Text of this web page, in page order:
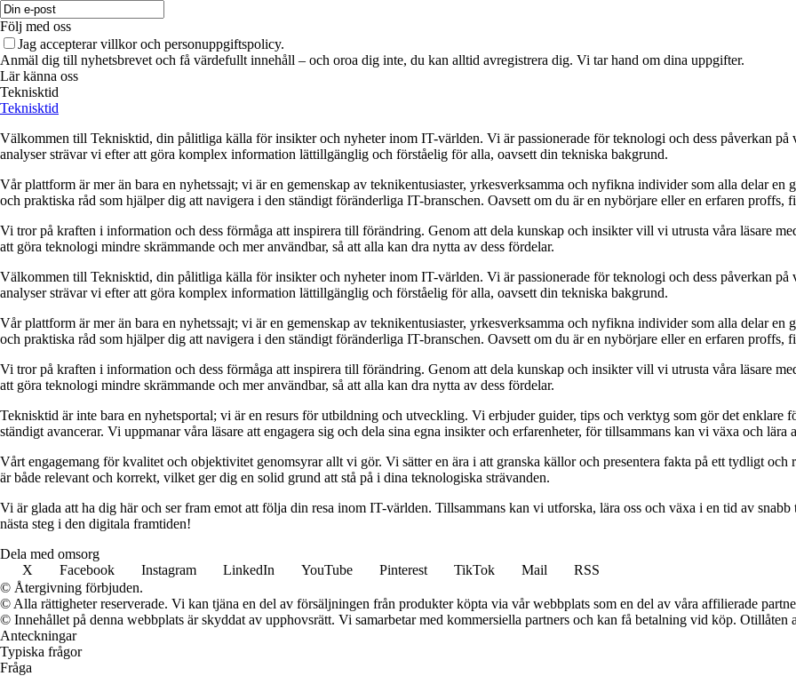
Följ med oss
Jag accepterar villkor och personuppgiftspolicy.
Anmäl dig till nyhetsbrevet och få värdefullt innehåll – och oroa dig inte, du kan alltid avregistrera dig. Vi tar hand om dina uppgifter.
Lär känna oss
Teknisktid
Teknisktid
Välkommen till Teknisktid, din pålitliga källa för insikter och nyheter inom IT-världen. Vi är passionerade för teknologi och dess påverkan på
analyser strävar vi efter att göra komplex information lättillgänglig och förståelig för alla, oavsett din tekniska bakgrund.
Vår plattform är mer än bara en nyhetssajt; vi är en gemenskap av teknikentusiaster, yrkesverksamma och nyfikna individer som alla delar en
och praktiska råd som hjälper dig att navigera i den ständigt föränderliga IT-branschen. Oavsett om du är en nybörjare eller en erfaren proffs,
Vi tror på kraften i information och dess förmåga att inspirera till förändring. Genom att dela kunskap och insikter vill vi utrusta våra läsare
att göra teknologi mindre skrämmande och mer användbar, så att alla kan dra nytta av dess fördelar.
Välkommen till Teknisktid, din pålitliga källa för insikter och nyheter inom IT-världen. Vi är passionerade för teknologi och dess påverkan på
analyser strävar vi efter att göra komplex information lättillgänglig och förståelig för alla, oavsett din tekniska bakgrund.
Vår plattform är mer än bara en nyhetssajt; vi är en gemenskap av teknikentusiaster, yrkesverksamma och nyfikna individer som alla delar en
och praktiska råd som hjälper dig att navigera i den ständigt föränderliga IT-branschen. Oavsett om du är en nybörjare eller en erfaren proffs,
Vi tror på kraften i information och dess förmåga att inspirera till förändring. Genom att dela kunskap och insikter vill vi utrusta våra läsare
att göra teknologi mindre skrämmande och mer användbar, så att alla kan dra nytta av dess fördelar.
Teknisktid är inte bara en nyhetsportal; vi är en resurs för utbildning och utveckling. Vi erbjuder guider, tips och verktyg som gör det enklare
ständigt avancerar. Vi uppmanar våra läsare att engagera sig och dela sina egna insikter och erfarenheter, för tillsammans kan vi växa och lära
Vårt engagemang för kvalitet och objektivitet genomsyrar allt vi gör. Vi sätter en ära i att granska källor och presentera fakta på ett tydligt och
är både relevant och korrekt, vilket ger dig en solid grund att stå på i dina teknologiska strävanden.
Vi är glada att ha dig här och ser fram emot att följa din resa inom IT-världen. Tillsammans kan vi utforska, lära oss och växa i en tid av
nästa steg i den digitala framtiden!
Dela med omsorg
X
Facebook Instagram LinkedIn YouTube Pinterest TikTok Mail
RSS
© Återgivning förbjuden.
© Alla rättigheter reserverade. Vi kan tjäna en del av försäljningen från produkter köpta via vår webbplats som en del av våra affilierade
© Innehållet på denna webbplats är skyddat av upphovsrätt. Vi samarbetar med kommersiella partners och kan få betalning vid köp. Otillåten
Anteckningar
Typiska frågor
Fråga